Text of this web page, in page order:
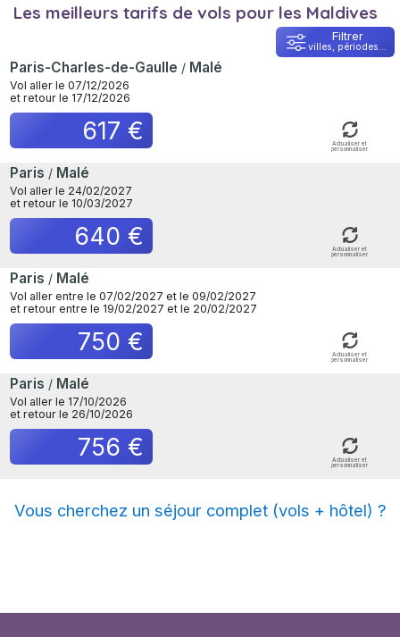
Les meilleurs tarifs de vols pour les Maldives
Filtrer
villes, périodes...
Paris-Charles-de-Gaulle / Malé
Vol aller le 07/12/2026
et retour le 17/12/2026
617 € Actualiser et
personnaliser
Paris / Malé
Vol aller le 24/02/2027
et retour le 10/03/2027
640 € Actualiser et
personnaliser
Paris / Malé
Vol aller entre le 07/02/2027 et le 09/02/2027
et retour entre le 19/02/2027 et le 20/02/2027
750 € Actualiser et
personnaliser
Paris / Malé
Vol aller le 17/10/2026
et retour le 26/10/2026
756 € Actualiser et
personnaliser
Vous cherchez un séjour complet (vols + hôtel) ?